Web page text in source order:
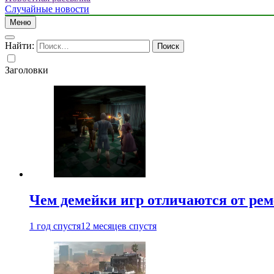
Случайные новости
Меню
Найти:
Заголовки
Чем демейки игр отличаются от
1 год спустя12 месяцев спустя